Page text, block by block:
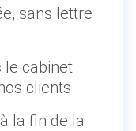
sans lettre
le cabinet
clients
la fin de la